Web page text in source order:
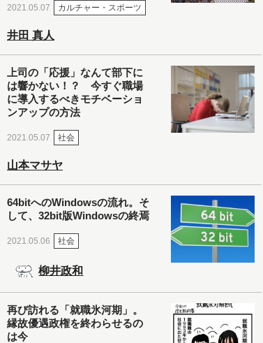
2021.05.07 カルチャー・スポーツ
井田 真人
上司の「応援」なんて部下に
は響かない！？ 今すぐ職場
に導入するべきモチベーショ
ンアップの方法
2021.05.07 社会
山本マサヤ
64bitへのWindowsの流れ。そ
して、32bit版Windowsの終焉
2021.05.06 社会
柳井政和
再び訪れる「就職氷河期」。
縁故優遇政権を終わらせるの
は今